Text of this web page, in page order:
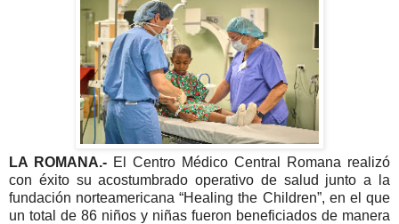
LA ROMANA.- El Centro Médico Central Romana realizó
con éxito su acostumbrado operativo de salud junto a la
fundación norteamericana “Healing the Children”, en el que
un total de 86 niños y niñas fueron beneficiados de manera